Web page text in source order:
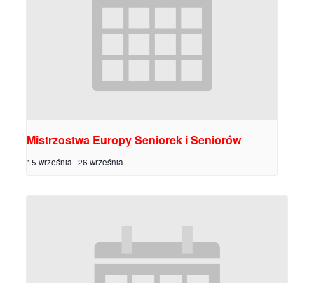
Mistrzostwa Europy Seniorek i Seniorów
15 września -26 września